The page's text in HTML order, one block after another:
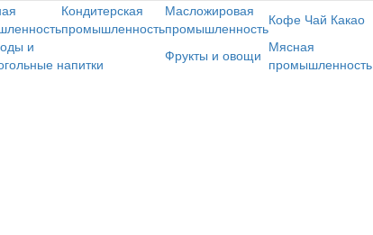
Кондитерская
промышленность
Масложировая
промышленностьКофе Чай Какао
и
напитки
Фрукты и овощи Мясная
промышленность